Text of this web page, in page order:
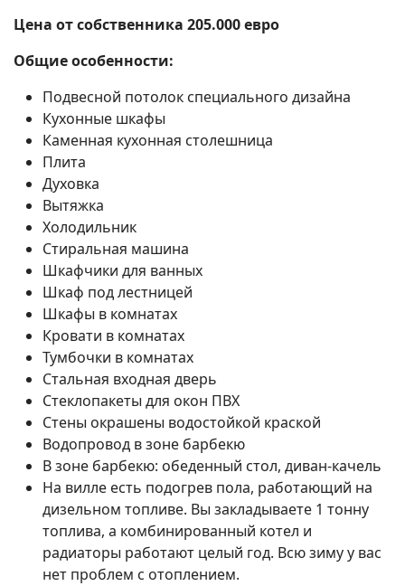
Цена от собственника 205.000 евро
Общие особенности:
Подвесной потолок специального дизайна
Кухонные шкафы
Каменная кухонная столешница
Плита
Духовка
Вытяжка
Холодильник
Стиральная машина
Шкафчики для ванных
Шкаф под лестницей
Шкафы в комнатах
Кровати в комнатах
Тумбочки в комнатах
Стальная входная дверь
Стеклопакеты для окон ПВХ
Стены окрашены водостойкой краской
Водопровод в зоне барбекю
В зоне барбекю: обеденный стол, диван-качель
На вилле есть подогрев пола, работающий на
дизельном топливе. Вы закладываете 1 тонну
топлива, а комбинированный котел и
радиаторы работают целый год. Всю зиму у вас
нет проблем с отоплением.